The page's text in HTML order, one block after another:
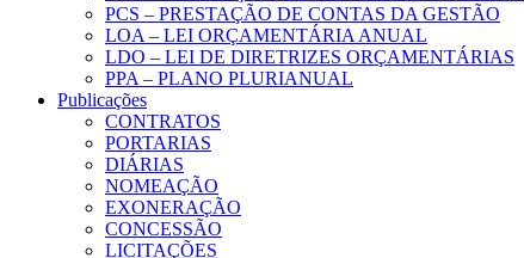
PCS – PRESTAÇÃO DE CONTAS DA GESTÃO
LOA – LEI ORÇAMENTÁRIA ANUAL
LDO – LEI DE DIRETRIZES ORÇAMENTÁRIAS
PPA – PLANO PLURIANUAL
Publicações
CONTRATOS
PORTARIAS
DIÁRIAS
NOMEAÇÃO
EXONERAÇÃO
CONCESSÃO
LICITAÇÕES